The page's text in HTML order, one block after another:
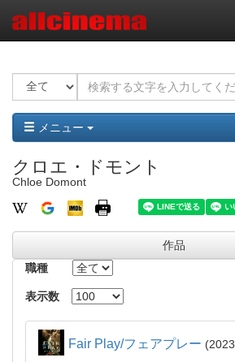
メニュー
クロエ・ドモント
Chloe Domont
作品
職種
表示数
Fair Play/フェアプレー 2023